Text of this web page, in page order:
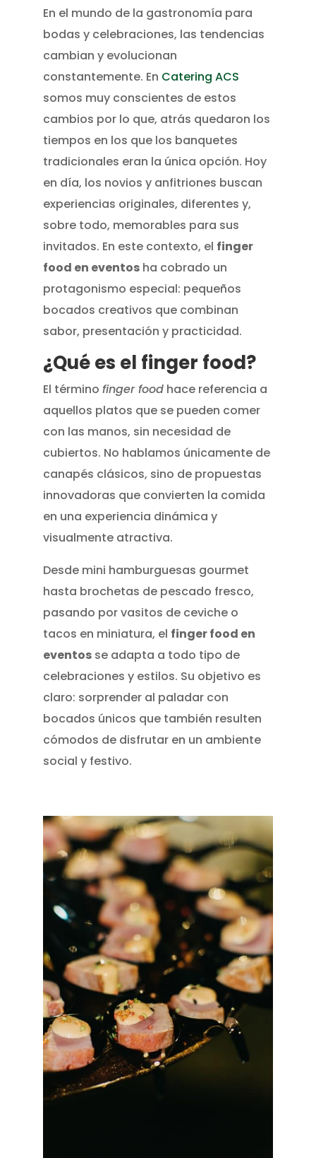
En el mundo de la gastronomía para
bodas y celebraciones, las tendencias
cambian y evolucionan
constantemente. En Catering ACS
somos muy conscientes de estos
cambios por lo que, atrás quedaron los
tiempos en los que los banquetes
tradicionales eran la única opción. Hoy
en día, los novios y anfitriones buscan
experiencias originales, diferentes y,
sobre todo, memorables para sus
invitados. En este contexto, el finger
food en eventosha cobrado un
protagonismo especial: pequeños
bocados creativos que combinan
sabor, presentación y practicidad.
¿Qué es el finger food?
El término finger foodhace referencia a
aquellos platos que se pueden comer
con las manos, sin necesidad de
cubiertos. No hablamos únicamente de
canapés clásicos, sino de propuestas
innovadoras que convierten la comida
en una experiencia dinámica y
visualmente atractiva.
Desde mini hamburguesas gourmet
hasta brochetas de pescado fresco,
pasando por vasitos de ceviche o
tacos en miniatura, el finger food en
eventosse adapta a todo tipo de
celebraciones y estilos. Su objetivo es
claro: sorprender al paladar con
bocados únicos que también resulten
cómodos de disfrutar en un ambiente
social y festivo.